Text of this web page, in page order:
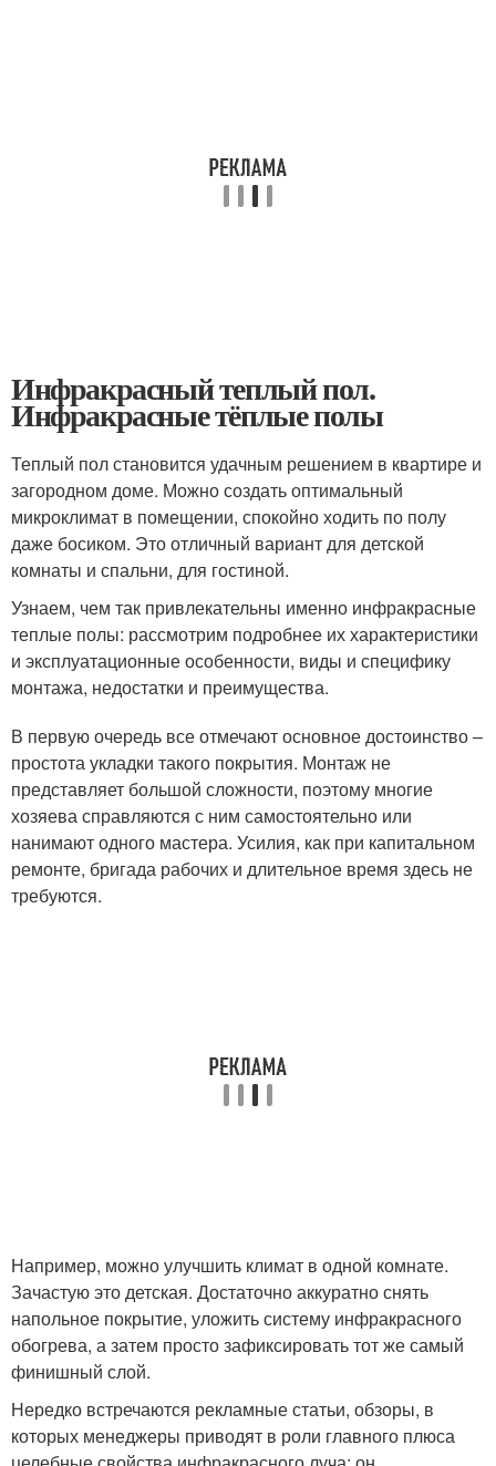
Инфракрасный теплый пол.
Инфракрасные тёплые полы
Теплый пол становится удачным решением в квартире и
загородном доме. Можно создать оптимальный
микроклимат в помещении, спокойно ходить по полу
даже босиком. Это отличный вариант для детской
комнаты и спальни, для гостиной.
Узнаем, чем так привлекательны именно инфракрасные
теплые полы: рассмотрим подробнее их характеристики
и эксплуатационные особенности, виды и специфику
монтажа, недостатки и преимущества.
В первую очередь все отмечают основное достоинство –
простота укладки такого покрытия. Монтаж не
представляет большой сложности, поэтому многие
хозяева справляются с ним самостоятельно или
нанимают одного мастера. Усилия, как при капитальном
ремонте, бригада рабочих и длительное время здесь не
требуются.
Например, можно улучшить климат в одной комнате.
Зачастую это детская. Достаточно аккуратно снять
напольное покрытие, уложить систему инфракрасного
обогрева, а затем просто зафиксировать тот же самый
финишный слой.
Нередко встречаются рекламные статьи, обзоры, в
которых менеджеры приводят в роли главного плюса